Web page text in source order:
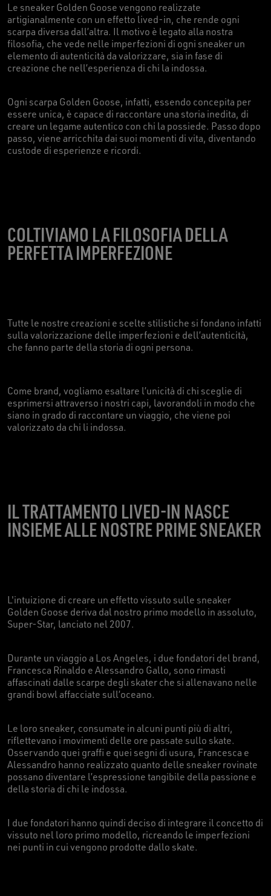
Le sneaker Golden Goose vengono realizzate
artigianalmente con un effetto lived-in, che rende ogni
scarpa diversa dall’altra. Il motivo è legato alla nostra
filosofia, che vede nelle imperfezioni di ogni sneaker un
elemento di autenticità da valorizzare, sia in fase di
creazione che nell’esperienza di chi la indossa.
Ogni scarpa Golden Goose, infatti, essendo concepita per
essere unica, è capace di raccontare una storia inedita, di
creare un legame autentico con chi la possiede. Passo dopo
passo, viene arricchita dai suoi momenti di vita, diventando
custode di esperienze e ricordi.
COLTIVIAMO LA FILOSOFIA DELLA
PERFETTA IMPERFEZIONE
Tutte le nostre creazioni e scelte stilistiche si fondano infatti
sulla valorizzazione delle imperfezioni e dell’autenticità,
che fanno parte della storia di ogni persona.
Come brand, vogliamo esaltare l’unicità di chi sceglie di
esprimersi attraverso i nostri capi, lavorandoli in modo che
siano in grado di raccontare un viaggio, che viene poi
valorizzato da chi li indossa.
IL TRATTAMENTO LIVED-IN NASCE
INSIEME ALLE NOSTRE PRIME SNEAKER
L'intuizione di creare un effetto vissuto sulle sneaker
Golden Goose deriva dal nostro primo modello in assoluto,
Super-Star, lanciato nel 2007.
Durante un viaggio a Los Angeles, i due fondatori del brand,
Francesca Rinaldo e Alessandro Gallo, sono rimasti
affascinati dalle scarpe degli skater che si allenavano nelle
grandi bowl affacciate sull’oceano.
Le loro sneaker, consumate in alcuni punti più di altri,
riflettevano i movimenti delle ore passate sullo skate.
Osservando quei graffi e quei segni di usura, Francesca e
Alessandro hanno realizzato quanto delle sneaker rovinate
possano diventare l’espressione tangibile della passione e
della storia di chi le indossa.
I due fondatori hanno quindi deciso di integrare il concetto di
vissuto nel loro primo modello, ricreando le imperfezioni
nei punti in cui vengono prodotte dallo skate.